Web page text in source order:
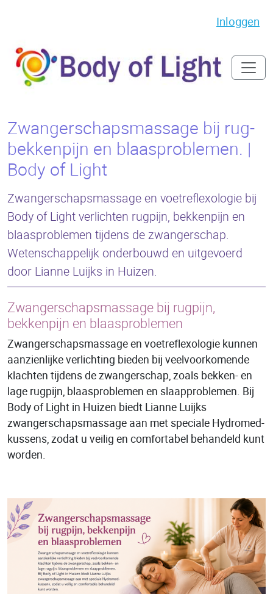
Inloggen
Zwangerschapsmassage bij rug-
bekkenpijn en blaasproblemen. |
Body of Light
Zwangerschapsmassage en voetreflexologie bij
Body of Light verlichten rugpijn, bekkenpijn en
blaasproblemen tijdens de zwangerschap.
Wetenschappelijk onderbouwd en uitgevoerd
door Lianne Luijks in Huizen.
Zwangerschapsmassage bij rugpijn,
bekkenpijn en blaasproblemen
Zwangerschapsmassage en voetreflexologie kunnen
aanzienlijke verlichting bieden bij veelvoorkomende
klachten tijdens de zwangerschap, zoals bekken- en
lage rugpijn, blaasproblemen en slaapproblemen. Bij
Body of Light in Huizen biedt Lianne Luijks
zwangerschapsmassage aan met speciale Hydromed-
kussens, zodat u veilig en comfortabel behandeld kunt
worden.